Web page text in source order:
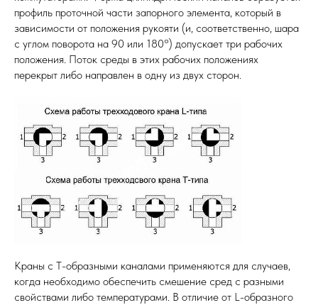
профиль проточной части запорного элемента, который в
зависимости от положения рукояти (и, соответственно, шара
с углом поворота на 90 или 180°) допускает три рабочих
положения. Поток среды в этих рабочих положениях
перекрыт либо направлен в одну из двух сторон.
Краны с Т-образными каналами применяются для случаев,
когда необходимо обеспечить смешение сред с разными
свойствами либо температурами. В отличие от L-образного